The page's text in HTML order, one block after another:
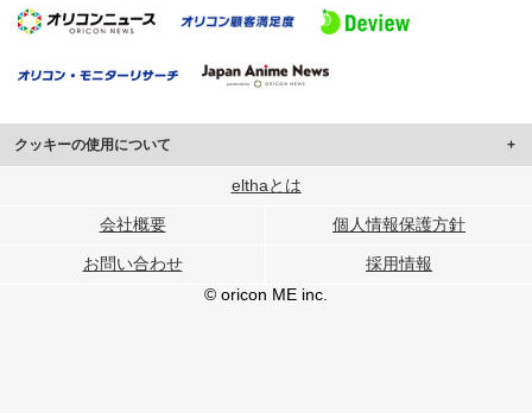
クッキーの使用について
このサイトでは Cookie を使用して、ユーザーに合わせたコンテンツや広告の
行っています。
メディアや広告配信、データ解析の各パートナーに提供しています。
各パートナーは、この情報とユーザーが各パートナーに提供した他の情報や、
ユーザーが各パートナーのサービスを使用したときに収集した他の情報を組み
elthaとは
会社概要 個人情報保護方針
お問い合わせ
採用情報
© oricon ME inc.